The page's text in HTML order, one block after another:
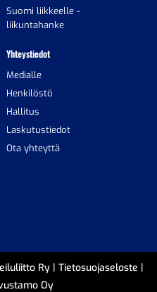
Suomi liikkeelle -
liikuntahanke
Yhteystiedot
Medialle
Henkilöstö
Hallitus
Laskutustiedot
Ota yhteyttä
Ry | Tietosuojaseloste |
Oy